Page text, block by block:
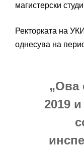
магистерски
Ректорката на
однесува на
„Ова
2019